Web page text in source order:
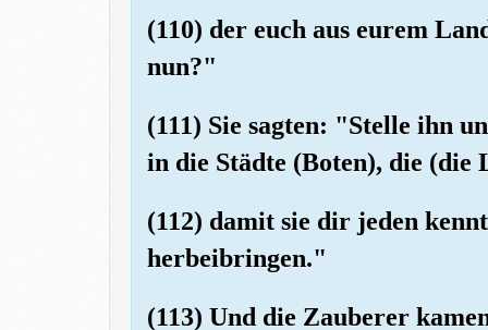
(110) der euch aus eurem
nun?"
(111) Sie sagten: "Stelle ihn
in die Städte (Boten), die (die
(112) damit sie dir jeden
herbeibringen."
(113) Und die Zauberer